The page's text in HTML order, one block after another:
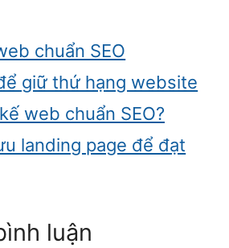
chuẩn SEO
giữ thứ hạng website
web chuẩn SEO?
landing page để đạt
luận